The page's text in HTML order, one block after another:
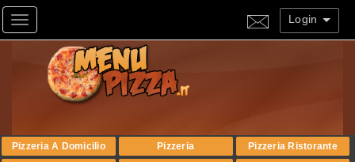
Toggle navigation Login
Pizzeria A Domicilio Pizzeria
Pizzeria Ristorante